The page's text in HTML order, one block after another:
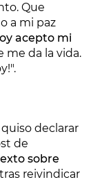
Que
a mi paz
acepto mi
me da la vida.
declarar
de
sobre
reivindicar